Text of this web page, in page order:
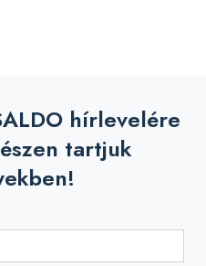
hírlevelére
tartjuk